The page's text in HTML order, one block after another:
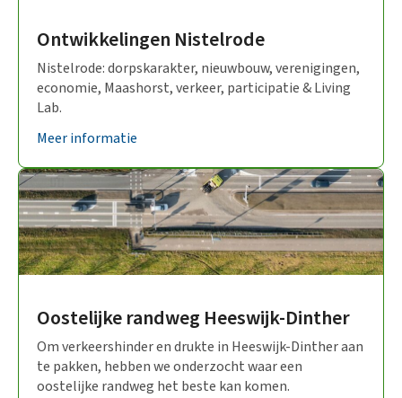
Ontwikkelingen Nistelrode
Nistelrode: dorpskarakter, nieuwbouw, verenigingen,
economie, Maashorst, verkeer, participatie & Living
Lab.
Meer informatie
Oostelijke randweg Heeswijk-Dinther
Om verkeershinder en drukte in Heeswijk-Dinther aan
te pakken, hebben we onderzocht waar een
oostelijke randweg het beste kan komen.